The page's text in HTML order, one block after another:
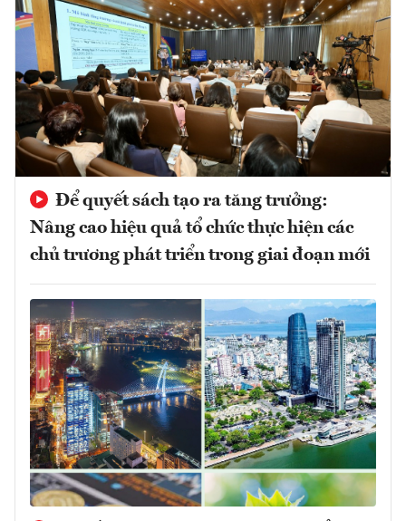
Để quyết sách tạo ra tăng trưởng:
Nâng cao hiệu quả tổ chức thực hiện các
chủ trương phát triển trong giai đoạn mới